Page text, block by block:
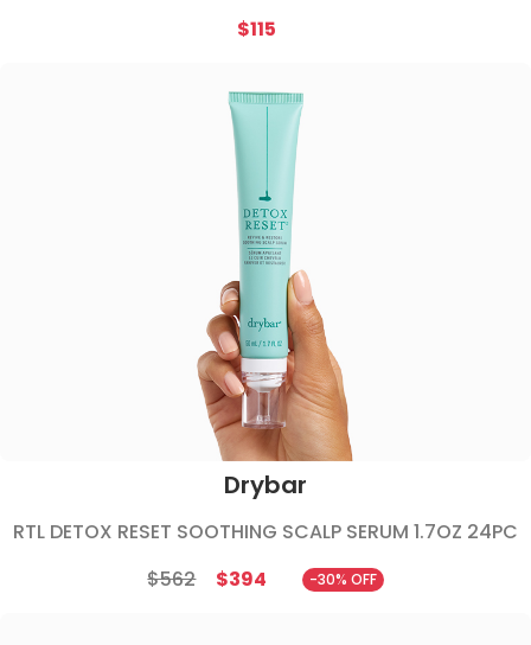
$115
Drybar
RTL DETOX RESET SOOTHING SCALP SERUM 1.7OZ 24PC
$562
$394 -30% OFF